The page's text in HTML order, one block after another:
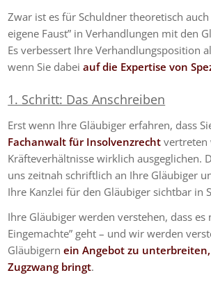
Zwar ist es für Schuldner theoretisch
eigene Faust” in Verhandlungen mit den
Es verbessert Ihre Verhandlungsposition
wenn Sie dabeiauf die Expertise von
1. Schritt: Das Anschreiben
Erst wenn Ihre Gläubiger erfahren, dass
Fachanwalt für Insolvenzrechtvertreten
Kräfteverhältnisse wirklich ausgeglichen.
uns zeitnah schriftlich an Ihre Gläubiger
Ihre Kanzlei für den Gläubiger sichtbar in
Ihre Gläubiger werden verstehen, dass es
Eingemachte” geht – und wir werden
Gläubigernein Angebot zu unterbreiten,
Zugzwang bringt.